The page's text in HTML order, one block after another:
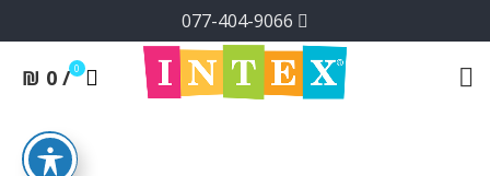
0
/
₪ 0